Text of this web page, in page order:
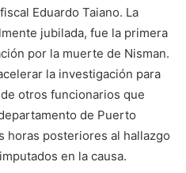
Eduardo Taiano. La
jubilada, fue la primera
por la muerte de Nisman.
la investigación para
otros funcionarios que
de Puerto
horas posteriores al hallazgo
en la causa.